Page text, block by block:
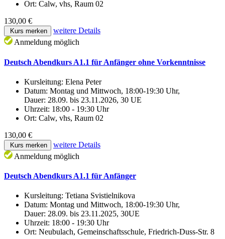
Ort: Calw, vhs, Raum 02
130,00 €
Kurs merken
weitere Details
Anmeldung möglich
Deutsch Abendkurs A1.1 für Anfänger ohne Vorkenntnisse
Kursleitung: Elena Peter
Datum: Montag und Mittwoch, 18:00-19:30 Uhr,
Dauer: 28.09. bis 23.11.2026, 30 UE
Uhrzeit: 18:00 - 19:30 Uhr
Ort: Calw, vhs, Raum 02
130,00 €
Kurs merken
weitere Details
Anmeldung möglich
Deutsch Abendkurs A1.1 für Anfänger
Kursleitung: Tetiana Svistielnikova
Datum: Montag und Mittwoch, 18:00-19:30 Uhr,
Dauer: 28.09. bis 23.11.2025, 30UE
Uhrzeit: 18:00 - 19:30 Uhr
Ort: Neubulach, Gemeinschaftsschule, Friedrich-Duss-Str. 8